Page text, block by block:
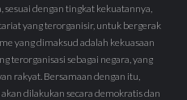
dengan tingkat kekuatannya,
yang terorganisir, untuk bergerak
yang dimaksud adalah kekuasaan
terorganisasi sebagai negara, yang
rakyat. Bersamaan dengan itu,
dilakukan secara demokratis dan